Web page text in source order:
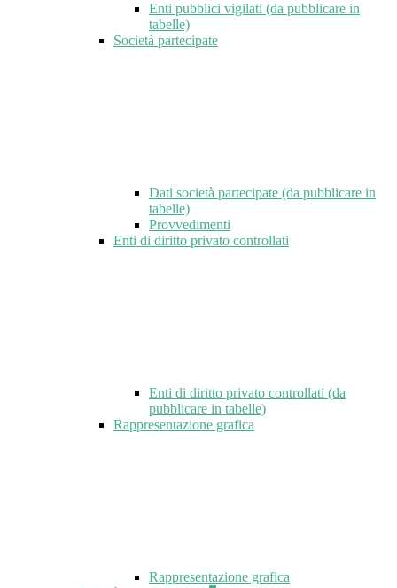
Enti pubblici vigilati (da pubblicare in
tabelle)
Società partecipate
Dati società partecipate (da pubblicare in
tabelle)
Provvedimenti
Enti di diritto privato controllati
Enti di diritto privato controllati (da
pubblicare in tabelle)
Rappresentazione grafica
Rappresentazione grafica